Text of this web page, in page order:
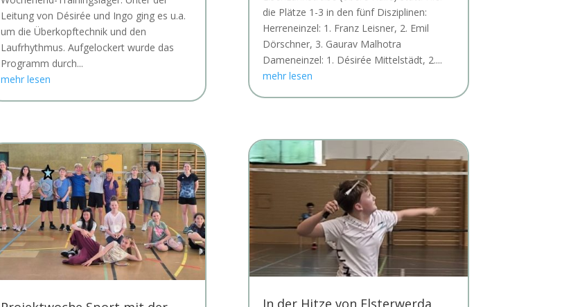
Leitung von Désirée und Ingo ging es u.a.
um die Überkopftechnik und den
Laufrhythmus. Aufgelockert wurde das
Programm durch...
mehr lesen
die Plätze 1-3 in den fünf Disziplinen:
Herreneinzel: 1. Franz Leisner, 2. Emil
Dörschner, 3. Gaurav Malhotra
Dameneinzel: 1. Désirée Mittelstädt, 2....
mehr lesen
In der Hitze von Elsterwerda